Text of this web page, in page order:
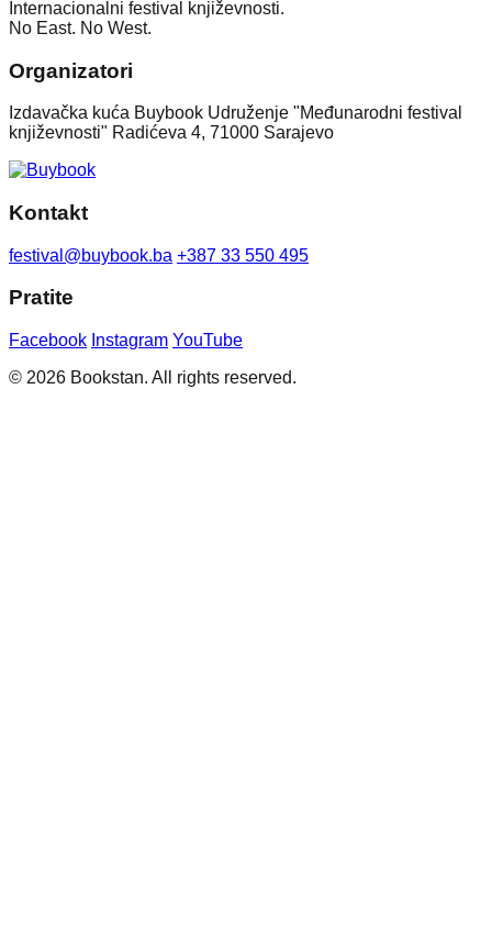
Internacionalni festival književnosti.
No East. No West.
Organizatori
Izdavačka kuća Buybook Udruženje "Međunarodni festival
književnosti" Radićeva 4, 71000 Sarajevo
Kontakt
festival@buybook.ba +387 33 550 495
Pratite
Facebook Instagram YouTube
© 2026 Bookstan. All rights reserved.